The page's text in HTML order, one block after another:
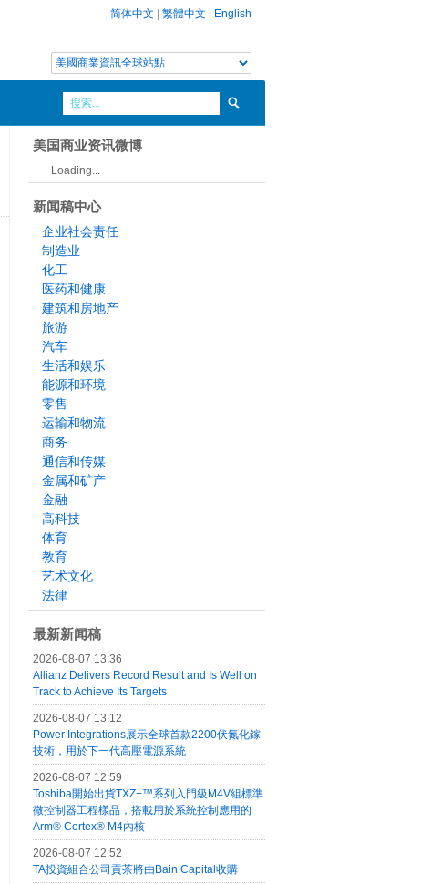
简体中文 繁體中文 English
美国商业资讯微博
Loading...
新闻稿中心
企业社会责任
制造业
化工
医药和健康
建筑和房地产
旅游
汽车
生活和娱乐
能源和环境
零售
运输和物流
商务
通信和传媒
金属和矿产
金融
高科技
体育
教育
艺术文化
法律
最新新闻稿
2026-08-07 13:36
Allianz Delivers Record Result and Is Well on
Track to Achieve Its Targets
2026-08-07 13:12
Power Integrations展示全球首款2200伏氮化鎵
技術，用於下一代高壓電源系統
2026-08-07 12:59
Toshiba開始出貨TXZ+™系列入門級M4V組標準
微控制器工程樣品，搭載用於系統控制應用的
Arm® Cortex® M4內核
2026-08-07 12:52
TA投資組合公司貢茶將由Bain Capital收購